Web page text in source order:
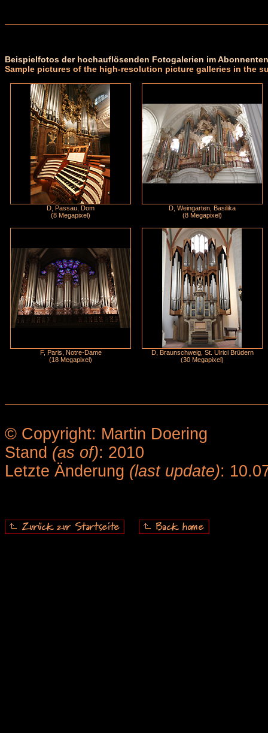
Beispielfotos der hochauflösenden Fotogalerien im
Sample pictures of the high-resolution picture galleries in the
D, Passau, Dom
(8 Megapixel)
D, Weingarten, Basilika
(8 Megapixel)
F, Paris, Notre-Dame
(18 Megapixel)
D, Braunschweig, St. Ulrici Brüdern
(30 Megapixel)
© Copyright: Martin Doering
Stand (as of): 2010
Letzte Änderung (last update):